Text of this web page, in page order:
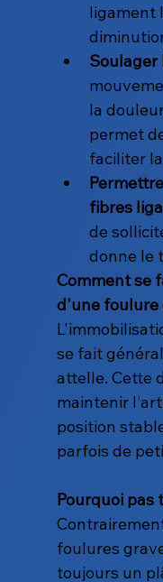
ligament
Soulager
la
permet
faciliter
fibres
de
donne le
Comment se
d'une foulure
se fait
attelle. Cette
maintenir
position
parfois de
Pourquoi pas
foulures
toujours un